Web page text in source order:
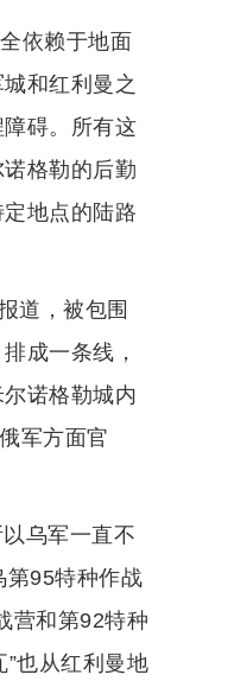
依赖于地面
和红利曼之
碍。所有这
格勒的后勤
地点的陆路
道，被包围
成一条线，
诺格勒城内
军方面官
乌军一直不
第95特种作战
营和第92特种
也从红利曼地